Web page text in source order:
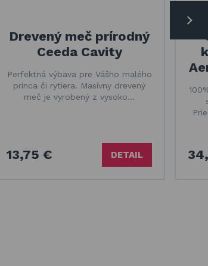
Drevený meč prírodný
Ceeda Cavity
Perfektná výbava pre Vášho malého
princa či rytiera. Masívny drevený
meč je vyrobený z vysoko…
13,75 € DETAIL